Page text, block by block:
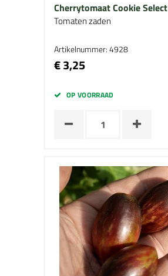
Cherrytomaat Cookie Select
Tomaten zaden
Artikelnummer: 4928
€ 3,25
OP VOORRAAD